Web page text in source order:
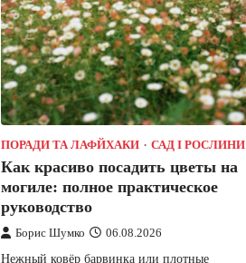
ПОРАДИ ТА ЛАФЙХАКИ САД І РОСЛИНИ
Как красиво посадить цветы на
могиле: полное практическое
руководство
Борис Шумко 06.08.2026
Нежный ковёр барвинка или плотные